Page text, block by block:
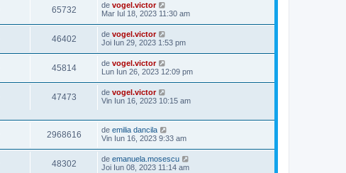
65732 de vogel.victor
Mar Iul 18, 2023 11:30 am
46402 de vogel.victor
Joi Iun 29, 2023 1:53 pm
45814 de vogel.victor
Lun Iun 26, 2023 12:09 pm
47473 de vogel.victor
Vin Iun 16, 2023 10:15 am
2968616 de emilia dancila
Vin Iun 16, 2023 9:33 am
48302 de emanuela.mosescu
Joi Iun 08, 2023 11:14 am